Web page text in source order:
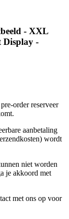
- XXL
Display -
order reserveer
aanbetaling
wordt
niet worden
je akkoord met
met ons op voor